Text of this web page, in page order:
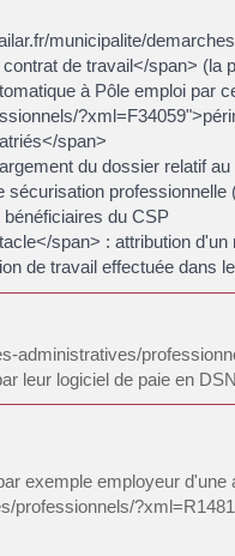
municipalite/
de travail</span> (la
à Pôle emploi par
span>
du dossier relatif
du CSP
span> : attribution
de travail effectuée dans
administratives/
leur logiciel de paie en
exemple employeur d'une
professionnels/